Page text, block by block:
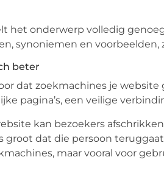
het onderwerp volledig
synoniemen en
beter
dat zoekmachines je
pagina’s, een veilige
kan bezoekers
groot dat die persoon
maar vooral voor